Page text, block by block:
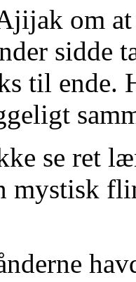
om
sidde
til ende.
se ret
mystisk